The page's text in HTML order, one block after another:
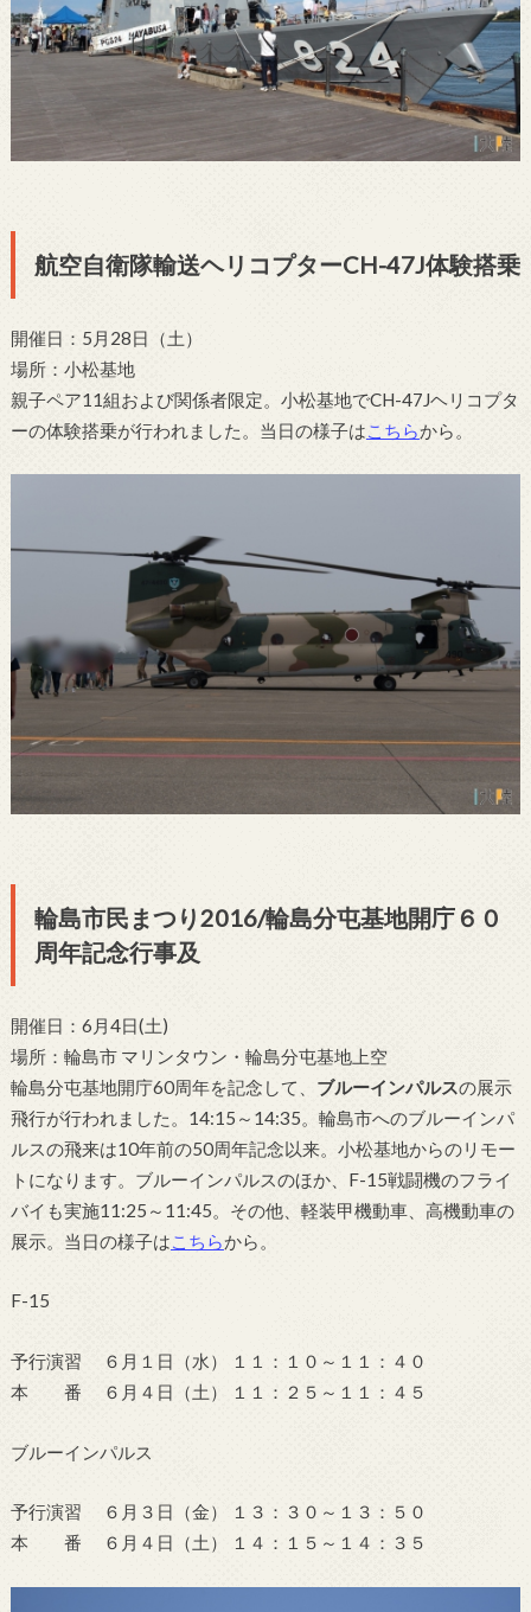
航空自衛隊輸送ヘリコプターCH-47J体験搭乗
開催日：5月28日（土）
場所：小松基地
親子ペア11組および関係者限定。小松基地でCH-47Jヘリコプタ
ーの体験搭乗が行われました。当日の様子はこちらから。
輪島市民まつり2016/輪島分屯基地開庁６０
周年記念行事及
開催日：6月4日(土)
場所：輪島市 マリンタウン・輪島分屯基地上空
輪島分屯基地開庁60周年を記念して、 ブルーインパルスの展示
飛行が行われました。14:15～14:35。輪島市へのブルーインパ
ルスの飛来は10年前の50周年記念以来。小松基地からのリモー
トになります。ブルーインパルスのほか、F-15戦闘機のフライ
バイも実施11:25～11:45。その他、軽装甲機動車、高機動車の
展示。当日の様子はこちらから。
F-15
予行演習 ６月１日（水） １１：１０～１１：４０
本 番 ６月４日（土） １１：２５～１１：４５
ブルーインパルス
予行演習 ６月３日（金） １３：３０～１３：５０
本 番 ６月４日（土） １４：１５～１４：３５